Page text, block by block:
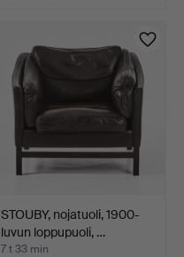
STOUBY, nojatuoli, 1900-
luvun loppupuoli, …
7 t 33 min